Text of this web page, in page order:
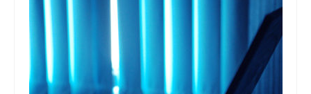
Livros
Projetos
Blog